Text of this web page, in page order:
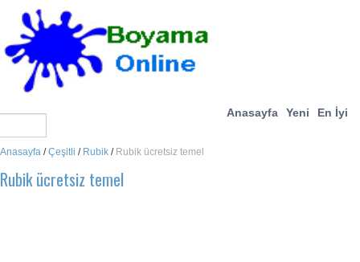
Anasayfa Yeni En İyi
Anasayfa /Çeşitli / Rubik / Rubik ücretsiz temel
Rubik ücretsiz temel